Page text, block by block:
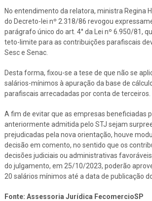
No entendimento da relatora, ministra Regina
do Decreto-lei nº 2.318/86 revogou
parágrafo único do art. 4° da Lei nº 6.950/81,
teto-limite para as contribuições parafiscais
Sesc e Senac.
Desta forma, fixou-se a tese de que não se
salários-mínimos à apuração da base de
parafiscais arrecadadas por conta de terceiros.
A fim de evitar que as empresas beneficiadas
anteriormente admitida pelo STJ sejam
prejudicadas pela nova orientação, houve
decisão em comento, no sentido que os
decisões judiciais ou administrativas
do julgamento, em 25/10/2023, poderão
20 salários mínimos até a data de publicação
Fonte: Assessoria Jurídica FecomercioSP